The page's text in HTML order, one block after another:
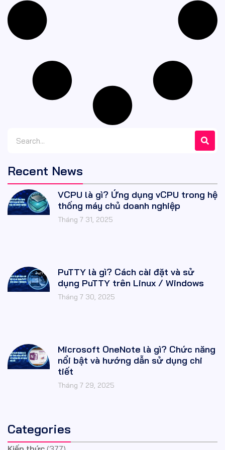
Recent News
VCPU là gì? Ứng dụng vCPU trong hệ
thống máy chủ doanh nghiệp
Tháng 7 31, 2025
PuTTY là gì? Cách cài đặt và sử
dụng PuTTY trên Linux / Windows
Tháng 7 30, 2025
Microsoft OneNote là gì? Chức năng
nổi bật và hướng dẫn sử dụng chi
tiết
Tháng 7 29, 2025
Categories